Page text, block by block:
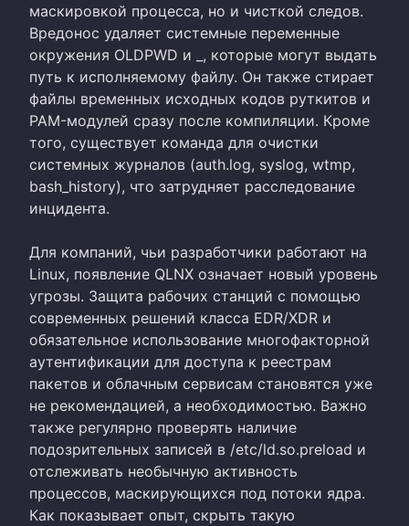
маскировкой процесса, но и чисткой следов.
Вредонос удаляет системные переменные
окружения OLDPWD и _, которые могут выдать
путь к исполняемому файлу. Он также стирает
файлы временных исходных кодов руткитов и
PAM-модулей сразу после компиляции. Кроме
того, существует команда для очистки
системных журналов (auth.log, syslog, wtmp,
bash_history), что затрудняет расследование
инцидента.
Для компаний, чьи разработчики работают на
Linux, появление QLNX означает новый уровень
угрозы. Защита рабочих станций с помощью
современных решений класса EDR/XDR и
обязательное использование многофакторной
аутентификации для доступа к реестрам
пакетов и облачным сервисам становятся уже
не рекомендацией, а необходимостью. Важно
также регулярно проверять наличие
подозрительных записей в /etc/ld.so.preload и
отслеживать необычную активность
процессов, маскирующихся под потоки ядра.
Как показывает опыт, скрыть такую